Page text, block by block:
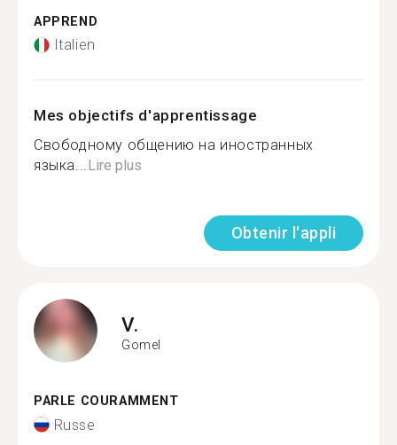
APPREND
Italien
Mes objectifs d'apprentissage
Свободному общению на иностранных
языка...Lire plus
Obtenir l'appli
V.
Gomel
PARLE COURAMMENT
Russe